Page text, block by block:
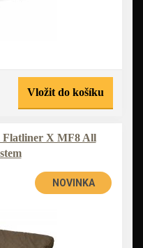
Vložit do košíku
Flatliner X MF8 All
NOVINKA